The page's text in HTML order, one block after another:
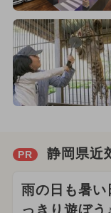
PR 静岡県近
雨の日も暑
っきり遊ぼう